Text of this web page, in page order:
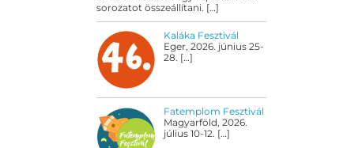
sorozatot összeállítani. […]
Kaláka Fesztivál
Eger, 2026. június 25-
28. […]
Fatemplom Fesztivál
Magyarföld, 2026.
július 10-12. […]